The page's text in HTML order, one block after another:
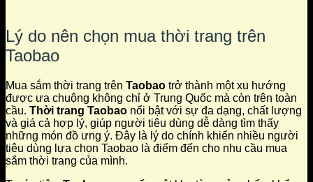
Lý do nên chọn mua thời trang trên
Taobao
Mua sắm thời trang trên Taobao trở thành một xu hướng
được ưa chuộng không chỉ ở Trung Quốc mà còn trên toàn
cầu. Thời trang Taobao nổi bật với sự đa dạng, chất lượng
và giá cả hợp lý, giúp người tiêu dùng dễ dàng tìm thấy
những món đồ ưng ý. Đây là lý do chính khiến nhiều người
tiêu dùng lựa chọn Taobao là điểm đến cho nhu cầu mua
sắm thời trang của mình.